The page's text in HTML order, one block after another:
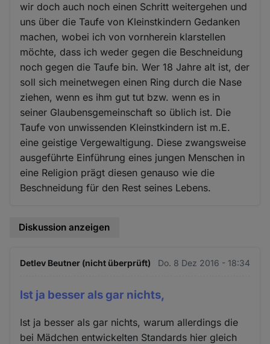
wir doch auch noch einen Schritt weitergehen und
uns über die Taufe von Kleinstkindern Gedanken
machen, wobei ich von vornherein klarstellen
möchte, dass ich weder gegen die Beschneidung
noch gegen die Taufe bin. Wer 18 Jahre alt ist, der
soll sich meinetwegen einen Ring durch die Nase
ziehen, wenn es ihm gut tut bzw. wenn es in
seiner Glaubensgemeinschaft so üblich ist. Die
Taufe von unwissenden Kleinstkindern ist m.E.
eine geistige Vergewaltigung. Diese zwangsweise
ausgeführte Einführung eines jungen Menschen in
eine Religion prägt diesen genauso wie die
Beschneidung für den Rest seines Lebens.
Diskussion anzeigen
Detlev Beutner (nicht überprüft) Do. 8 Dez 2016 - 18:34
Ist ja besser als gar nichts,
Ist ja besser als gar nichts, warum allerdings die
bei Mädchen entwickelten Standards hier gleich